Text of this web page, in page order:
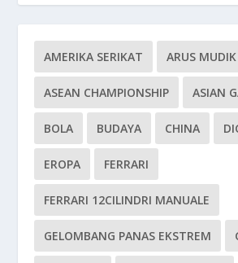
AMERIKA SERIKAT ARUS
ASEAN CHAMPIONSHIP ASIAN
BOLA BUDAYA CHINA
EROPA FERRARI
FERRARI 12CILINDRI MANUALE
GELOMBANG PANAS EKSTREM